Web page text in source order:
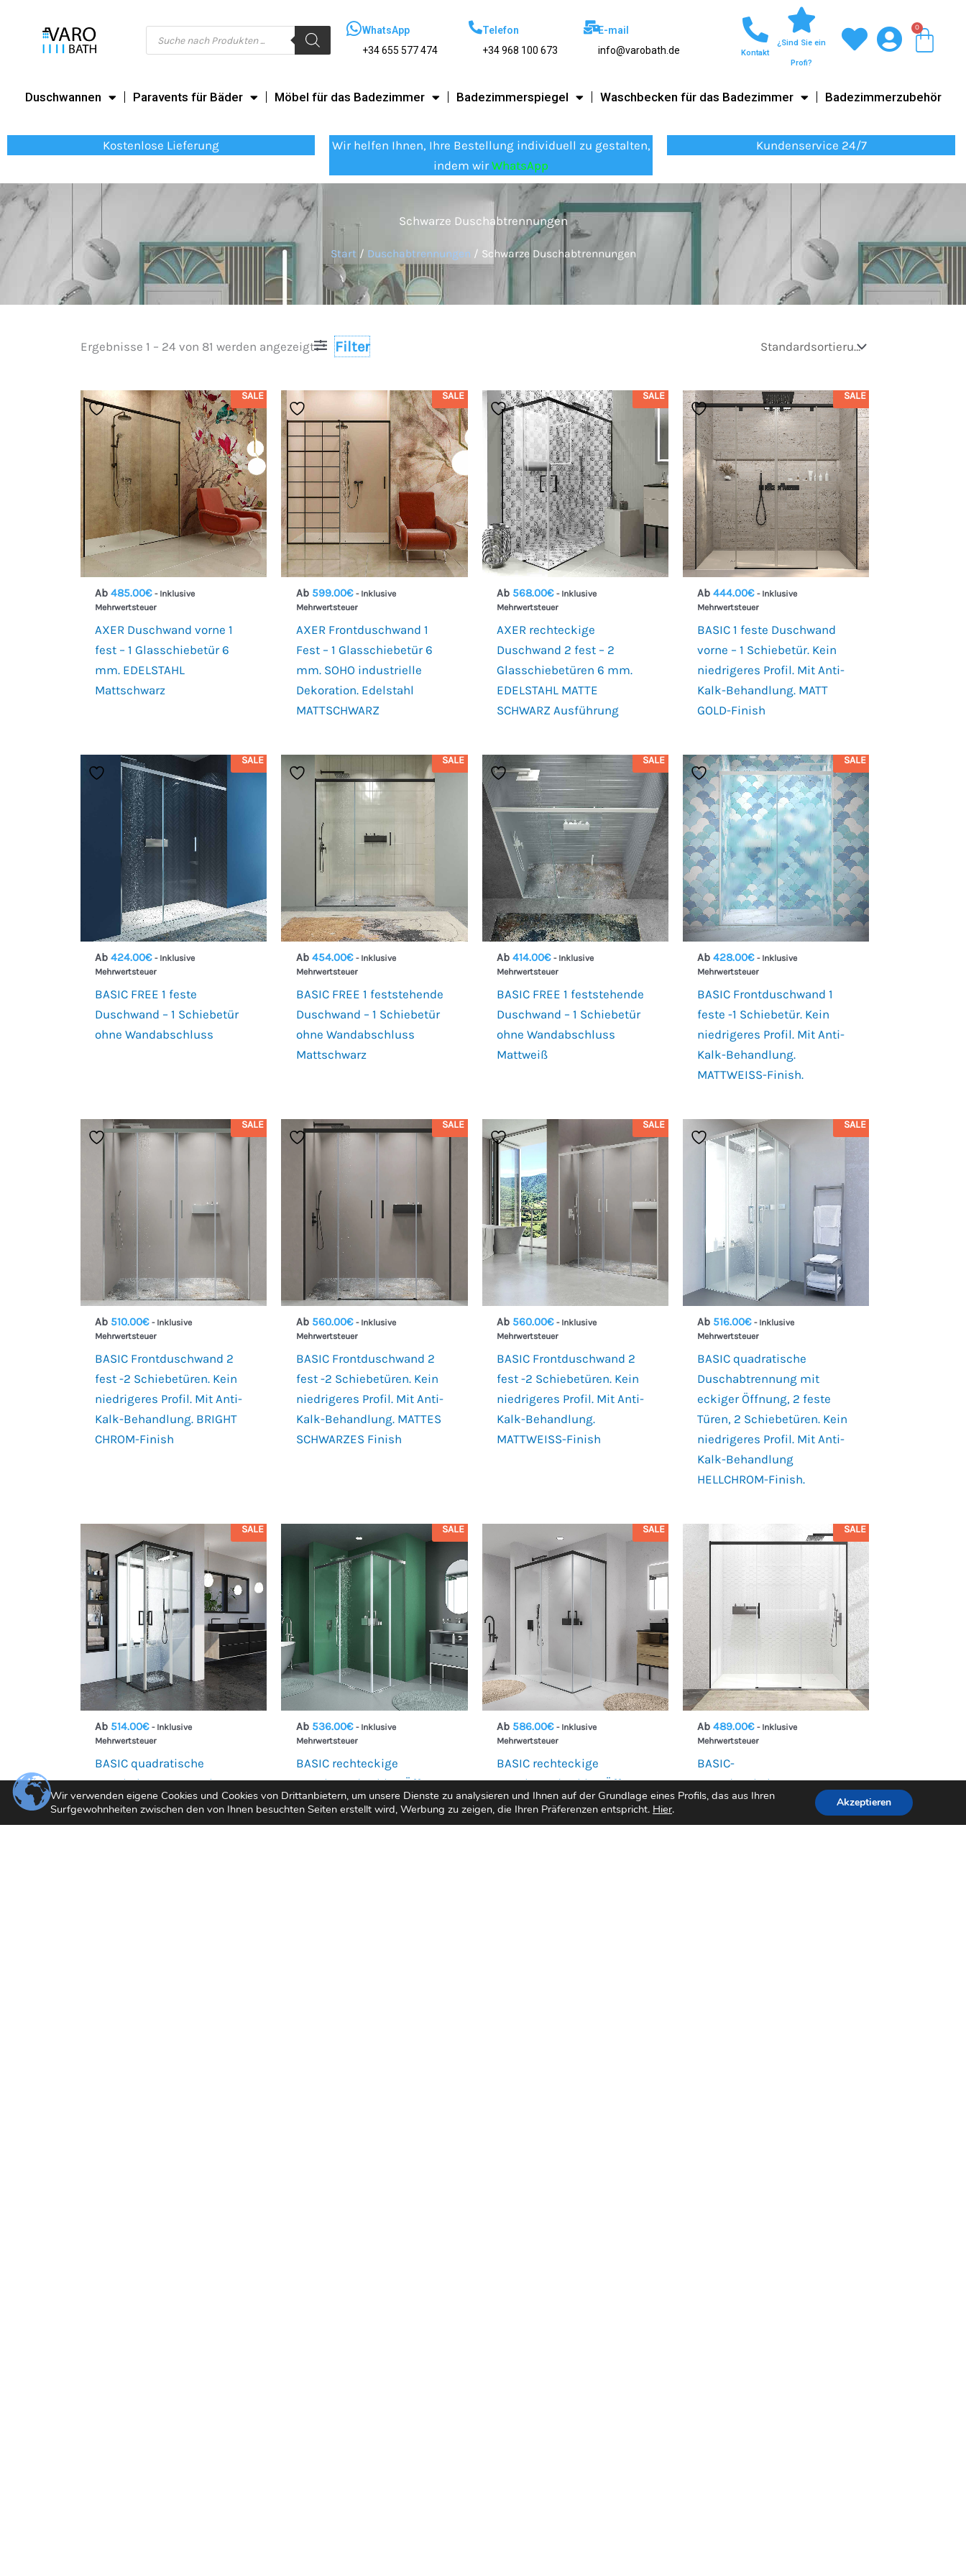
springen
Products
search
WhatsApp
+34 655 577 474
Telefon
+34 968 100 673
E-mail
info@varobath.de
Kontakt
¿Sind Sie ein
Profi?
0
Duschwannen Paravents für Bäder Möbel für das Badezimmer Badezimmerspiegel Waschbecken für das Badezimmer Badezimmerzubehör
Kostenlose Lieferung
Wir helfen Ihnen, Ihre Bestellung individuell zu gestalten,
indem wirWhatsApp
Kundenservice 24/7
Schwarze Duschabtrennungen
Start/ Duschabtrennungen / Schwarze Duschabtrennungen
Ergebnisse 1 – 24 von 81 werden angezeigt Filter
SALE
Ab 485.00€ - Inklusive
Mehrwertsteuer
AXER Duschwand vorne 1
fest – 1 Glasschiebetür 6
mm. EDELSTAHL
Mattschwarz
SALE
Ab 599.00€ - Inklusive
Mehrwertsteuer
AXER Frontduschwand 1
Fest – 1 Glasschiebetür 6
mm. SOHO industrielle
Dekoration. Edelstahl
MATTSCHWARZ
SALE
Ab 568.00€ - Inklusive
Mehrwertsteuer
AXER rechteckige
Duschwand 2 fest – 2
Glasschiebetüren 6 mm.
EDELSTAHL MATTE
SCHWARZ Ausführung
SALE
Ab 444.00€ - Inklusive
Mehrwertsteuer
BASIC 1 feste Duschwand
vorne – 1 Schiebetür. Kein
niedrigeres Profil. Mit Anti-
Kalk-Behandlung. MATT
GOLD-Finish
SALE
Ab 424.00€ - Inklusive
Mehrwertsteuer
BASIC FREE 1 feste
Duschwand – 1 Schiebetür
ohne Wandabschluss
SALE
Ab 454.00€ - Inklusive
Mehrwertsteuer
BASIC FREE 1 feststehende
Duschwand – 1 Schiebetür
ohne Wandabschluss
Mattschwarz
SALE
Ab 414.00€ - Inklusive
Mehrwertsteuer
BASIC FREE 1 feststehende
Duschwand – 1 Schiebetür
ohne Wandabschluss
Mattweiß
SALE
Ab 428.00€ - Inklusive
Mehrwertsteuer
BASIC Frontduschwand 1
feste -1 Schiebetür. Kein
niedrigeres Profil. Mit Anti-
Kalk-Behandlung.
MATTWEISS-Finish.
SALE
Ab 510.00€ - Inklusive
Mehrwertsteuer
BASIC Frontduschwand 2
fest -2 Schiebetüren. Kein
niedrigeres Profil. Mit Anti-
Kalk-Behandlung. BRIGHT
CHROM-Finish
SALE
Ab 560.00€ - Inklusive
Mehrwertsteuer
BASIC Frontduschwand 2
fest -2 Schiebetüren. Kein
niedrigeres Profil. Mit Anti-
Kalk-Behandlung. MATTES
SCHWARZES Finish
SALE
Ab 560.00€ - Inklusive
Mehrwertsteuer
BASIC Frontduschwand 2
fest -2 Schiebetüren. Kein
niedrigeres Profil. Mit Anti-
Kalk-Behandlung.
MATTWEISS-Finish
SALE
Ab 516.00€ - Inklusive
Mehrwertsteuer
BASIC quadratische
Duschabtrennung mit
eckiger Öffnung, 2 feste
Türen, 2 Schiebetüren. Kein
niedrigeres Profil. Mit Anti-
Kalk-Behandlung
HELLCHROM-Finish.
SALE
Ab 514.00€ - Inklusive
Mehrwertsteuer
BASIC quadratische
Duschabtrennung mit
eckiger Öffnung, 2 feste
Türen, 2 Schiebetüren. Kein
SALE
Ab 536.00€ - Inklusive
Mehrwertsteuer
BASIC rechteckige
Duschwand eckige Öffnung
2 feste-2 Schiebetüren. Kein
niedrigeres Profil. Mit Anti-
SALE
Ab 586.00€ - Inklusive
Mehrwertsteuer
BASIC rechteckige
Duschwand eckige Öffnung
2 feste-2 Schiebetüren. Kein
niedrigeres Profil. Mit Anti-
SALE
Ab 489.00€ - Inklusive
Mehrwertsteuer
BASIC-
Frontduschabtrennung 2
feststehend – 1 zentrale
Schiebetür. HELLES CHROM
Wir verwenden eigene Cookies und Cookies von Drittanbietern, um unsere Dienste zu analysieren und Ihnen auf der Grundlage eines Profils, das aus Ihren
Surfgewohnheiten zwischen den von Ihnen besuchten Seiten erstellt wird, Werbung zu zeigen, die Ihren Präferenzen entspricht. Hier. Akzeptieren